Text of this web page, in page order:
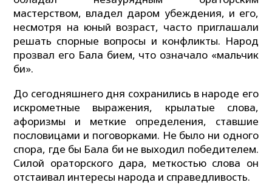
мастерством, владел даром убеждения, и его,
несмотря на юный возраст, часто приглашали
решать спорные вопросы и конфликты. Народ
прозвал его Бала бием, что означало «мальчик
би».
До сегодняшнего дня сохранились в народе его
искрометные выражения, крылатые слова,
афоризмы и меткие определения, ставшие
пословицами и поговорками. Не было ни одного
спора, где бы Бала би не выходил победителем.
Силой ораторского дара, меткостью слова он
отстаивал интересы народа и справедливость.